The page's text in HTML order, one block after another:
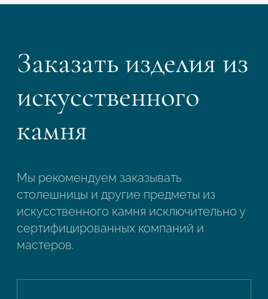
Заказать изделия из
искусственного
камня
Мы рекомендуем заказывать
столешницы и другие предметы из
искусственного камня исключительно у
сертифицированных компаний и
мастеров.